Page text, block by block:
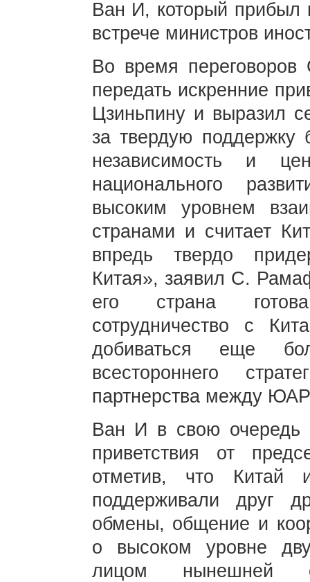
Ван И, который прибыл
встрече министров
Во время
передать искренние
Цзиньпину и выразил
за твердую
независимость и
национального
высоким уровнем
странами и считает
впредь твердо
Китая», заявил С.
его страна готова
сотрудничество с
добиваться еще
всестороннего
партнерства между
Ван И в свою
приветствия от
отметив, что
поддерживали друг
обмены, общение и
о высоком уровне
лицом нынешней